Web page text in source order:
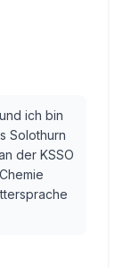
ich bin
Solothurn
der KSSO